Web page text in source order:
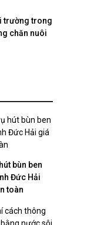
trường trong
chăn nuôi
bùn ben
Đức Hải
toàn